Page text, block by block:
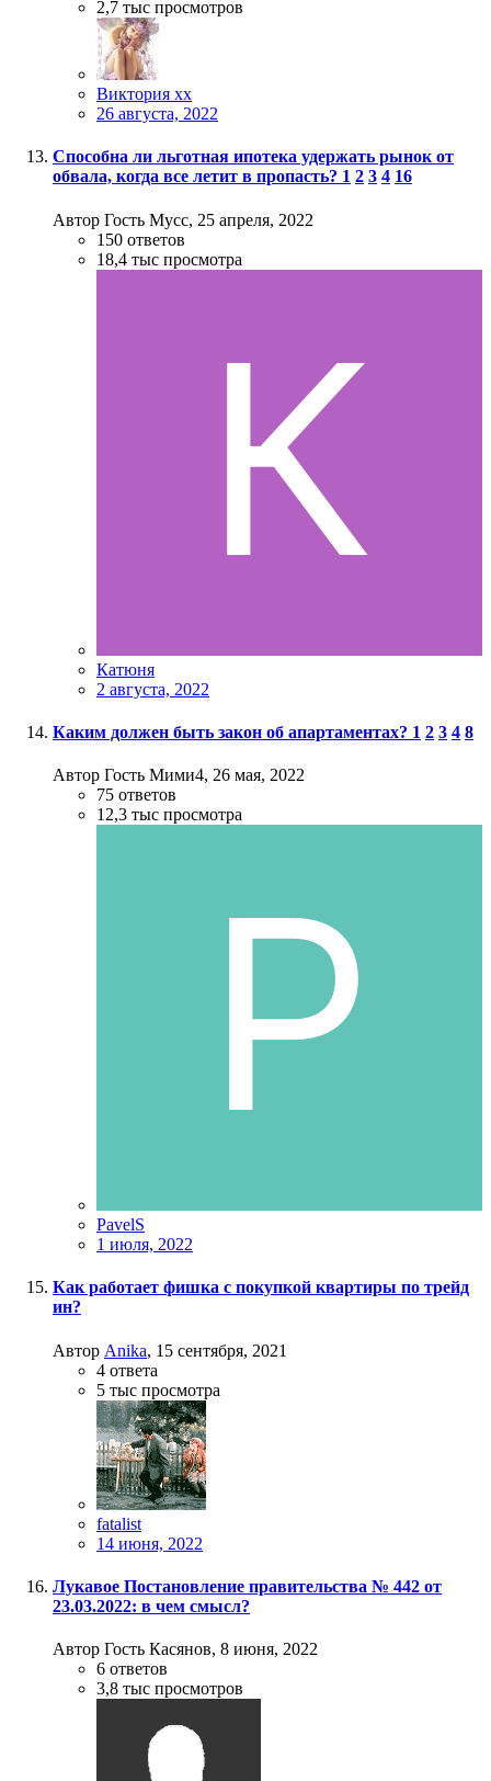
2,7 тыс просмотров
Виктория хх
26 августа, 2022
Способна ли льготная ипотека удержать рынок от
обвала, когда все летит в пропасть? 1 2 3 4 16
Автор Гость Мусс, 25 апреля, 2022
150 ответов
18,4 тыс просмотра
Катюня
2 августа, 2022
Каким должен быть закон об апартаментах? 1 2 3 4 8
Автор Гость Мими4, 26 мая, 2022
75 ответов
12,3 тыс просмотра
PavelS
1 июля, 2022
Как работает фишка с покупкой квартиры по трейд
ин?
Автор Anika, 15 сентября, 2021
4 ответа
5 тыс просмотра
fatalist
14 июня, 2022
Лукавое Постановление правительства № 442 от
23.03.2022: в чем смысл?
Автор Гость Касянов, 8 июня, 2022
6 ответов
3,8 тыс просмотров